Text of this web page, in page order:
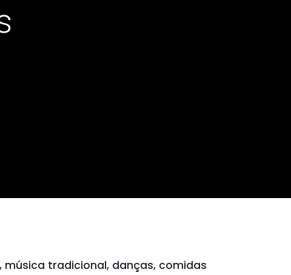
tradicional, danças, comidas